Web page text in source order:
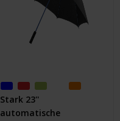
Stark 23''
automatische